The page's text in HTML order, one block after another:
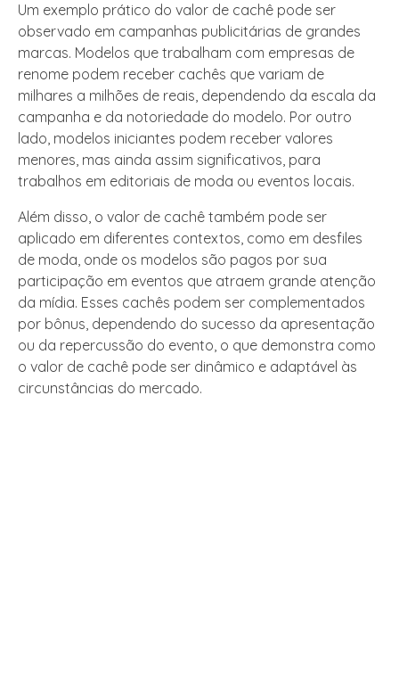
Um exemplo prático do valor de cachê pode ser
observado em campanhas publicitárias de grandes
marcas. Modelos que trabalham com empresas de
renome podem receber cachês que variam de
milhares a milhões de reais, dependendo da escala da
campanha e da notoriedade do modelo. Por outro
lado, modelos iniciantes podem receber valores
menores, mas ainda assim significativos, para
trabalhos em editoriais de moda ou eventos locais.
Além disso, o valor de cachê também pode ser
aplicado em diferentes contextos, como em desfiles
de moda, onde os modelos são pagos por sua
participação em eventos que atraem grande atenção
da mídia. Esses cachês podem ser complementados
por bônus, dependendo do sucesso da apresentação
ou da repercussão do evento, o que demonstra como
o valor de cachê pode ser dinâmico e adaptável às
circunstâncias do mercado.